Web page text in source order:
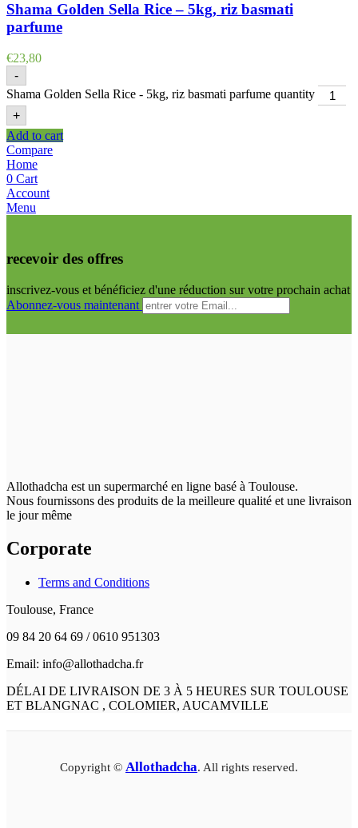
Shama Golden Sella Rice – 5kg, riz basmati
parfume
€23,80
-
Shama Golden Sella Rice - 5kg, riz basmati parfume quantity
+
Add to cart
Compare
Home
0 Cart
Account
Menu
recevoir des offres
inscrivez-vous et bénéficiez d'une réduction sur votre prochain achat
Abonnez-vous maintenant
Allothadcha est un supermarché en ligne basé à Toulouse.
Nous fournissons des produits de la meilleure qualité et une livraison
le jour même
Corporate
Terms and Conditions
Toulouse, France
09 84 20 64 69 / 0610 951303
Email: info@allothadcha.fr
DÉLAI DE LIVRAISON DE 3 À 5 HEURES SUR TOULOUSE
ET BLANGNAC , COLOMIER, AUCAMVILLE
Copyright © Allothadcha. All rights reserved.